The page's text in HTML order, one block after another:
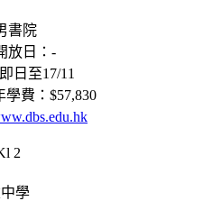
書院
放日：-
日至17/11
學費：$57,830
學